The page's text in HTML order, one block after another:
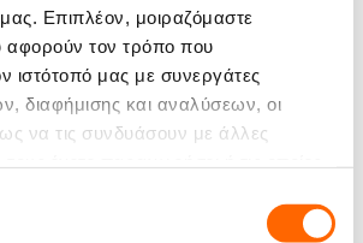
Επιπλέον, μοιραζόμαστε
αφορούν τον τρόπο που
ιστότοπό μας με συνεργάτες
διαφήμισης και αναλύσεων, οι
να τις συνδυάσουν με άλλες
Καφές σε κόκκους
Κακάο
Σοκολάτα Γάλακτος
6